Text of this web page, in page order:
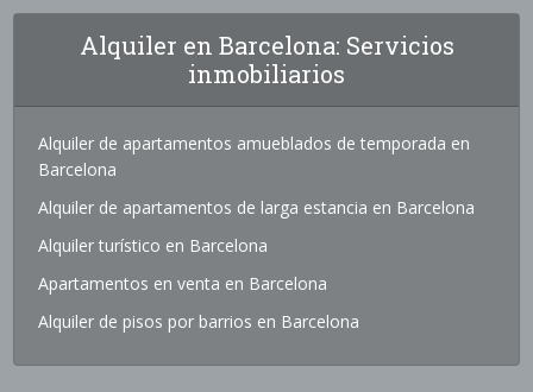
Alquiler en Barcelona: Servicios
inmobiliarios
Alquiler de apartamentos amueblados de temporada en
Barcelona
Alquiler de apartamentos de larga estancia en Barcelona
Alquiler turístico en Barcelona
Apartamentos en venta en Barcelona
Alquiler de pisos por barrios en Barcelona